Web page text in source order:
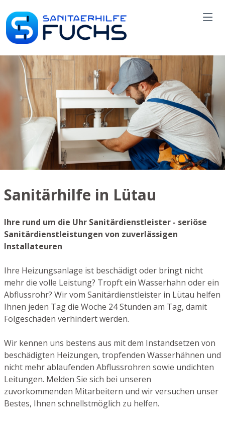
Sanitärhilfe in Lütau
Ihre rund um die Uhr Sanitärdienstleister - seriöse
Sanitärdienstleistungen von zuverlässigen
Installateuren
Ihre Heizungsanlage ist beschädigt oder bringt nicht
mehr die volle Leistung? Tropft ein Wasserhahn oder ein
Abflussrohr? Wir vom Sanitärdienstleister in Lütau helfen
Ihnen jeden Tag die Woche 24 Stunden am Tag, damit
Folgeschäden verhindert werden.
Wir kennen uns bestens aus mit dem Instandsetzen von
beschädigten Heizungen, tropfenden Wasserhähnen und
nicht mehr ablaufenden Abflussrohren sowie undichten
Leitungen. Melden Sie sich bei unseren
zuvorkommenden Mitarbeitern und wir versuchen unser
Bestes, Ihnen schnellstmöglich zu helfen.